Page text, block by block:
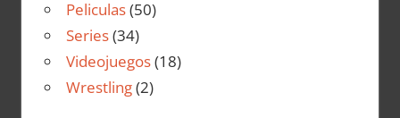
Peliculas(50)
Series(34)
Videojuegos(18)
Wrestling(2)